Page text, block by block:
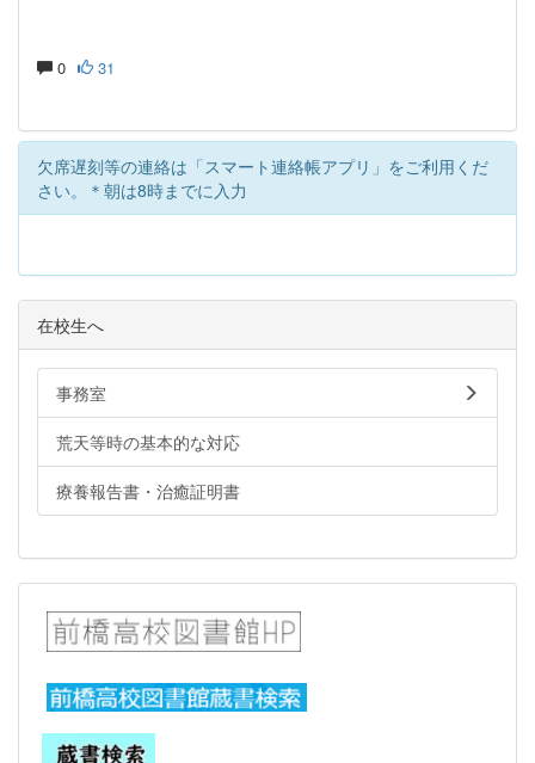
0 31
欠席遅刻等の連絡は「スマート連絡帳アプリ」をご利用くだ
さい。＊朝は8時までに入力
在校生へ
事務室
荒天等時の基本的な対応
療養報告書・治癒証明書